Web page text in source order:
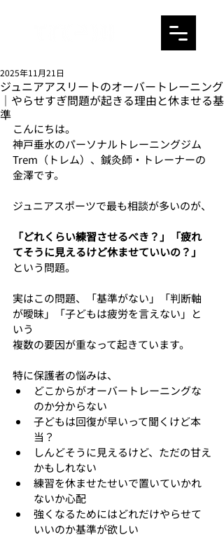
ジュニアアスリートのオーバートレーニング
｜やらせすぎ問題が起きる理由と休ませる基
準
2025年11月21日
こんにちは。
神戸垂水のパーソナルトレーニングジム
Trem（トレム）、鍼灸師・トレーナーの
金澤です。
ジュニアスポーツで最も相談が多いのが、
「どれくらい練習させるべき？」「疲れ
てそうに見えるけど休ませていいの？」
という問題。
実はこの問題、「基準がない」「判断軸
が曖昧」「子どもは疲労を言えない」と
いう
複数の要因が重なって起きています。
特に保護者の悩みは、
どこからがオーバートレーニングな
のか分からない
子どもは回復が早いって聞くけど本
当？
しんどそうに見えるけど、ただの甘え
かもしれない
練習を休ませたせいで置いていかれ
ないか心配
強くなるためにはどれだけやらせて
いいのか基準が欲しい